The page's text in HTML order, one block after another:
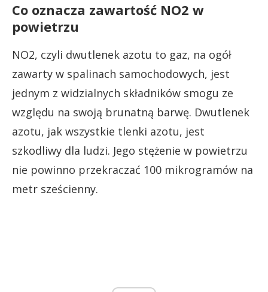
Co oznacza zawartość NO2 w
powietrzu
NO2, czyli dwutlenek azotu to gaz, na ogół
zawarty w spalinach samochodowych, jest
jednym z widzialnych składników smogu ze
względu na swoją brunatną barwę. Dwutlenek
azotu, jak wszystkie tlenki azotu, jest
szkodliwy dla ludzi. Jego stężenie w powietrzu
nie powinno przekraczać 100 mikrogramów na
metr sześcienny.